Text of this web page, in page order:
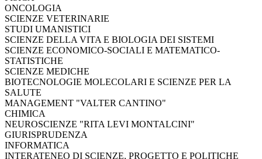
ONCOLOGIA
SCIENZE VETERINARIE
STUDI UMANISTICI
SCIENZE DELLA VITA E BIOLOGIA DEI SISTEMI
SCIENZE ECONOMICO-SOCIALI E MATEMATICO-
STATISTICHE
SCIENZE MEDICHE
BIOTECNOLOGIE MOLECOLARI E SCIENZE PER LA
SALUTE
MANAGEMENT "VALTER CANTINO"
CHIMICA
NEUROSCIENZE "RITA LEVI MONTALCINI"
GIURISPRUDENZA
INFORMATICA
INTERATENEO DI SCIENZE, PROGETTO E POLITICHE